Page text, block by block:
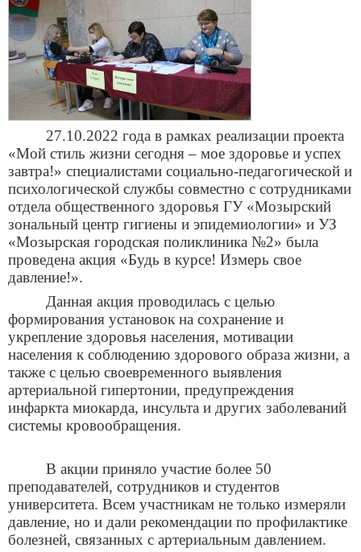
27.10.2022 года в рамках реализации проекта
«Мой стиль жизни сегодня – мое здоровье и успех
завтра!» специалистами социально-педагогической и
психологической службы совместно с сотрудниками
отдела общественного здоровья ГУ «Мозырский
зональный центр гигиены и эпидемиологии» и УЗ
«Мозырская городская поликлиника №2» была
проведена акция «Будь в курсе! Измерь свое
давление!».
Данная акция проводилась с целью
формирования установок на сохранение и
укрепление здоровья населения, мотивации
населения к соблюдению здорового образа жизни, а
также с целью своевременного выявления
артериальной гипертонии, предупреждения
инфаркта миокарда, инсульта и других заболеваний
системы кровообращения.
В акции приняло участие более 50
преподавателей, сотрудников и студентов
университета. Всем участникам не только измеряли
давление, но и дали рекомендации по профилактике
болезней, связанных с артериальным давлением.